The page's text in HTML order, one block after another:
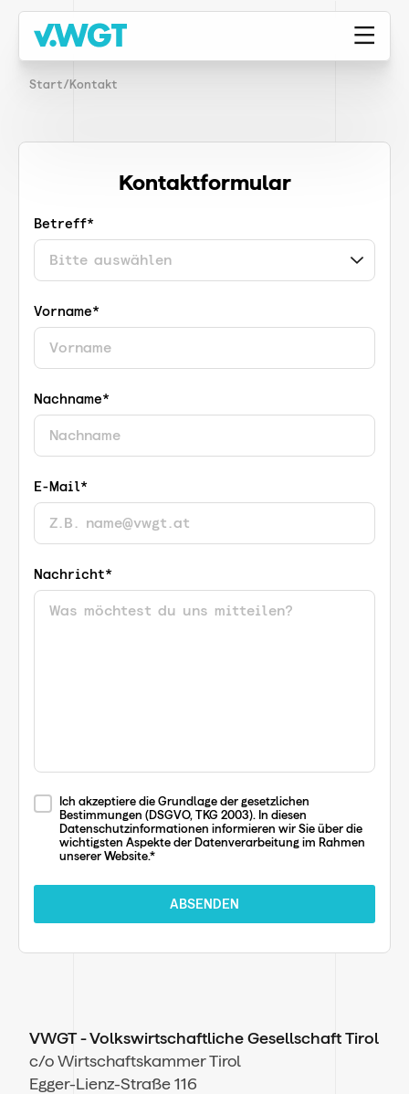
Start/ Kontakt
Kontaktformular
Betreff*
Vorname*
Nachname*
E-Mail*
Nachricht*
Ich akzeptiere die Grundlage der gesetzlichen
Bestimmungen (DSGVO, TKG 2003). In diesen
Datenschutzinformationen informieren wir Sie über die
wichtigsten Aspekte der Datenverarbeitung im Rahmen
unserer Website.*
ABSENDEN
VWGT - Volkswirtschaftliche Gesellschaft Tirol
c/o Wirtschaftskammer Tirol
Egger-Lienz-Straße 116